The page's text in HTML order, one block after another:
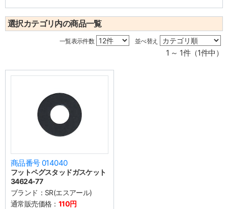
選択カテゴリ内の商品一覧
一覧表示件数 並べ替え
1 ～ 1件（1件中）
商品番号 014040
フットペグスタッドガスケット
34624-77
ブランド： SR(エスアール)
通常販売価格： 110円